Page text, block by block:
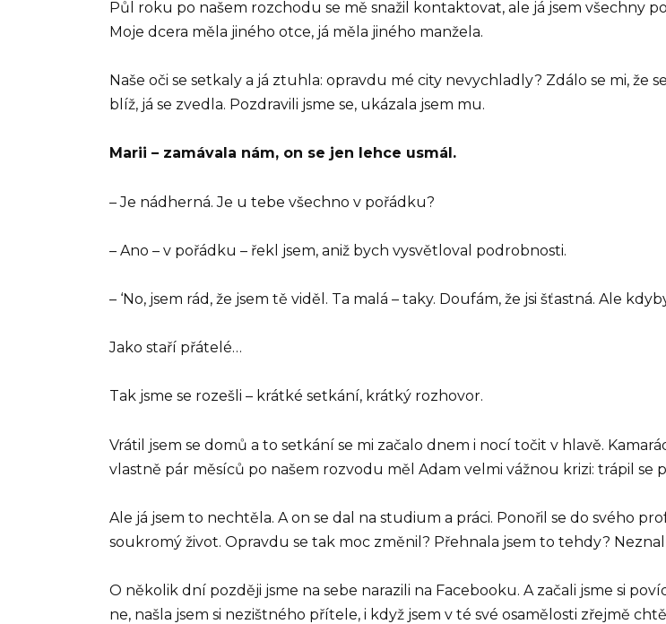
Půl roku po našem rozchodu se mě snažil kontaktovat, ale já jsem všechny
Moje dcera měla jiného otce, já měla jiného manžela.
Naše oči se setkaly a já ztuhla: opravdu mé city nevychladly? Zdálo se mi, že
blíž, já se zvedla. Pozdravili jsme se, ukázala jsem mu.
Marii – zamávala nám, on se jen lehce usmál.
– Je nádherná. Je u tebe všechno v pořádku?
– Ano – v pořádku – řekl jsem, aniž bych vysvětloval podrobnosti.
– ‘No, jsem rád, že jsem tě viděl. Ta malá – taky. Doufám, že jsi šťastná. Ale
Jako staří přátelé…
Tak jsme se rozešli – krátké setkání, krátký rozhovor.
Vrátil jsem se domů a to setkání se mi začalo dnem i nocí točit v hlavě.
vlastně pár měsíců po našem rozvodu měl Adam velmi vážnou krizi: trápil se
Ale já jsem to nechtěla. A on se dal na studium a práci. Ponořil se do svého
soukromý život. Opravdu se tak moc změnil? Přehnala jsem to tehdy?
O několik dní později jsme na sebe narazili na Facebooku. A začali jsme si
ne, našla jsem si nezištného přítele, i když jsem v té své osamělosti zřejmě